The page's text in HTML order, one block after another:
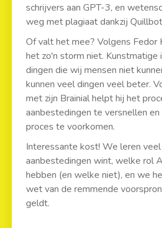
schrijvers aan GPT-3, en
weg met plagiaat dankzij
Of valt het mee? Volgens Fedor
het zo'n storm niet. Kunstmatige
dingen die wij mensen niet
kunnen veel dingen veel beter.
met zijn Brainial helpt hij het
aanbestedingen te versnellen
proces te voorkomen.
Interessante kost! We leren
aanbestedingen wint, welke rol
hebben (en welke niet), en we
wet van de remmende
geldt.